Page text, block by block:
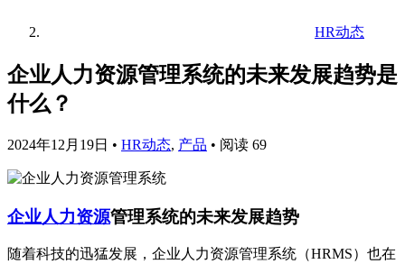
HR动态
企业人力资源管理系统的未来发展趋势是
什么？
2024年12月19日 • HR动态, 产品 • 阅读 69
企业人力资源管理系统的未来发展趋势
随着科技的迅猛发展，企业人力资源管理系统（HRMS）也在